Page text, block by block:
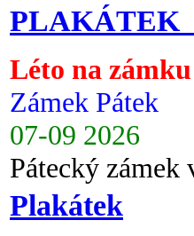
PLAKÁTEK
Léto na zámku
Zámek Pátek
07-09 2026
Pátecký
Plakátek